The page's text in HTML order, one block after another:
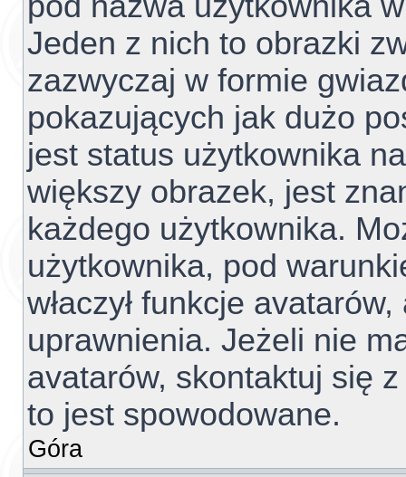
Jeden z nich to obrazki
zazwyczaj w formie
pokazujących jak dużo
jest status użytkownika
większy obrazek, jest
każdego użytkownika.
użytkownika, pod
właczył funkcje
uprawnienia. Jeżeli nie
avatarów, skontaktuj się
to jest spowodowane.
Góra